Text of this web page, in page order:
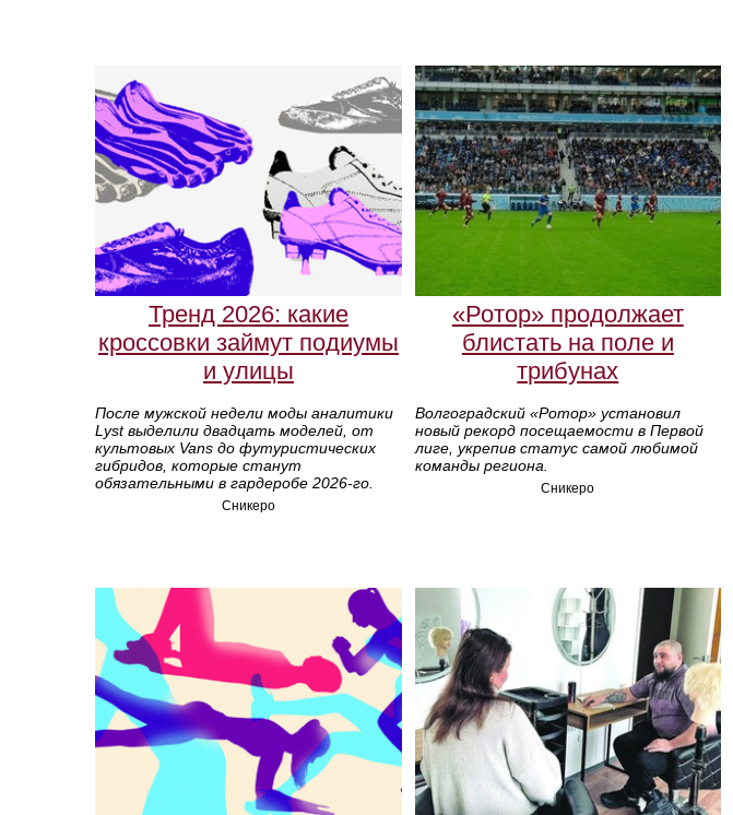
Тренд 2026: какие
кроссовки займут подиумы
и улицы
После мужской недели моды аналитики
Lyst выделили двадцать моделей, от
культовых Vans до футуристических
гибридов, которые станут
обязательными в гардеробе 2026‑го.
Сникеро
«Ротор» продолжает
блистать на поле и
трибунах
Волгоградский «Ротор» установил
новый рекорд посещаемости в Первой
лиге, укрепив статус самой любимой
команды региона.
Сникеро